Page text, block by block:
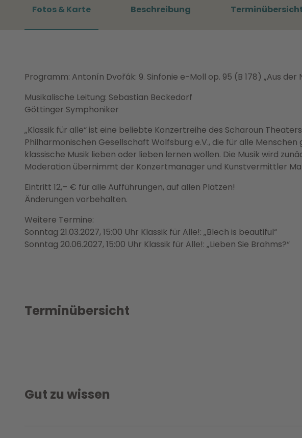
Fotos & Karte Beschreibung
Programm: Antonín Dvořák: 9. Sinfonie e-Moll op. 95 (B 178) „Aus der
Musikalische Leitung: Sebastian Beckedorf
Göttinger Symphoniker
„Klassik für alle“ ist eine beliebte Konzertreihe des Scharoun
Philharmonischen Gesellschaft Wolfsburg e.V., die für alle
klassische Musik lieben oder lieben lernen wollen. Die Musik wird
Moderation übernimmt der Konzertmanager und Kunstvermittler
Eintritt 12,– € für alle Aufführungen, auf allen Plätzen!
Änderungen vorbehalten.
Weitere Termine:
Sonntag 21.03.2027, 15:00 Uhr Klassik für Alle!: „Blech is beautiful“
Sonntag 20.06.2027, 15:00 Uhr Klassik für Alle!: „Lieben Sie Brahms?“
Terminübersicht
Gut zu wissen